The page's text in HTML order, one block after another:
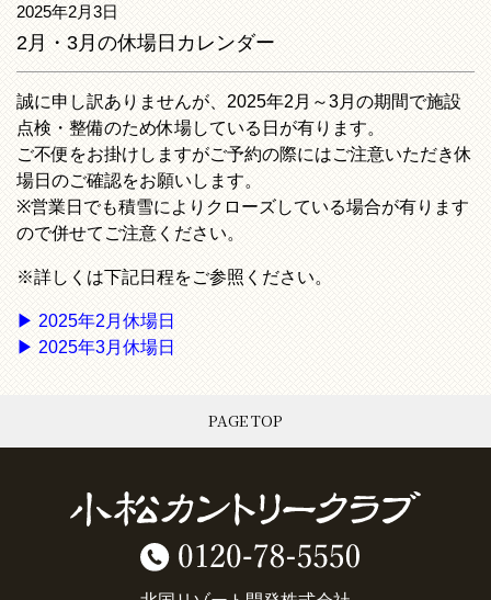
2025年2月3日
2月・3月の休場日カレンダー
誠に申し訳ありませんが、2025年2月～3月の期間で施設
点検・整備のため休場している日が有ります。
ご不便をお掛けしますがご予約の際にはご注意いただき休
場日のご確認をお願いします。
※営業日でも積雪によりクローズしている場合が有ります
ので併せてご注意ください。
※詳しくは下記日程をご参照ください。
▶︎ 2025年2月休場日
▶︎ 2025年3月休場日
PAGE TOP